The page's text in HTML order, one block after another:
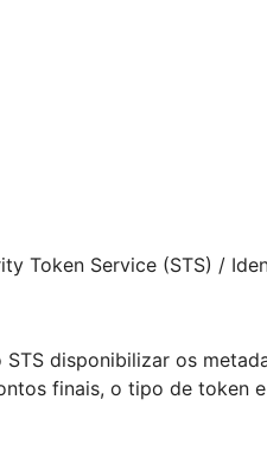
Token Service (STS) /
disponibilizar os
finais, o tipo de token